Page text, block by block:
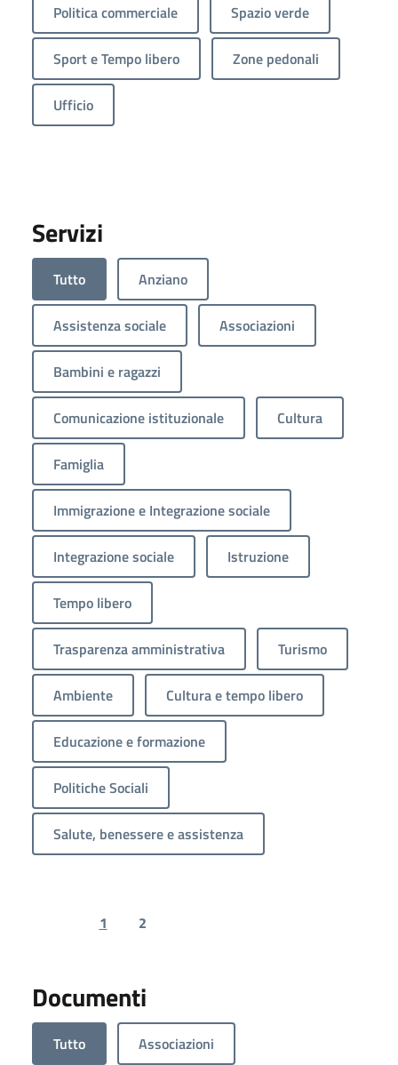
Politica commerciale Spazio verde
Sport e Tempo libero Zone pedonali
Ufficio
Servizi
Tutto Anziano
Assistenza sociale Associazioni
Bambini e ragazzi
Comunicazione istituzionale Cultura
Famiglia
Immigrazione e Integrazione sociale
Integrazione sociale Istruzione
Tempo libero
Trasparenza amministrativa Turismo
Ambiente Cultura e tempo libero
Educazione e formazione
Politiche Sociali
Salute, benessere e assistenza
Previous page
1 2
Documenti
Tutto Associazioni